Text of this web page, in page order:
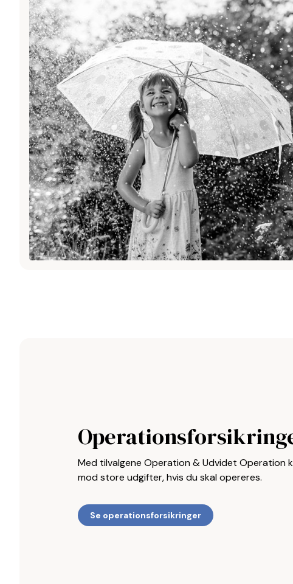
Med tilvalgene Operation & Udvidet Operation
mod store udgifter, hvis du skal opereres.
Se operationsforsikringer